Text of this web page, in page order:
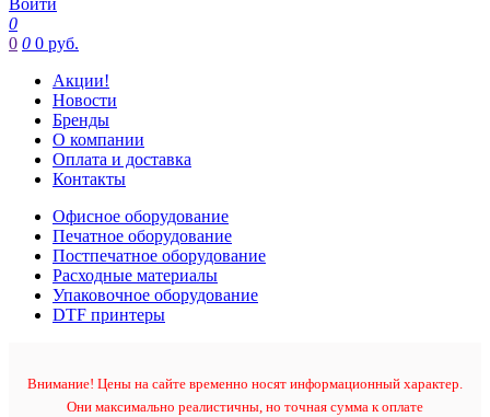
Войти
0
0 0 0 руб.
Акции!
Новости
Бренды
О компании
Оплата и доставка
Контакты
Офисное оборудование
Печатное оборудование
Постпечатное оборудование
Расходные материалы
Упаковочное оборудование
DTF принтеры
Внимание! Цены на сайте временно носят информационный характер.
Они максимально реалистичны, но точная сумма к оплате